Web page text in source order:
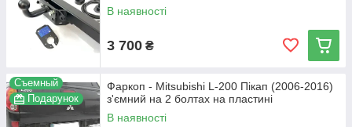
В наявності
3 700 ₴
Съемный
Подарунок
Фаркоп - Mitsubishi L-200 Пікап (2006-2016)
з'ємний на 2 болтах на пластині
В наявності